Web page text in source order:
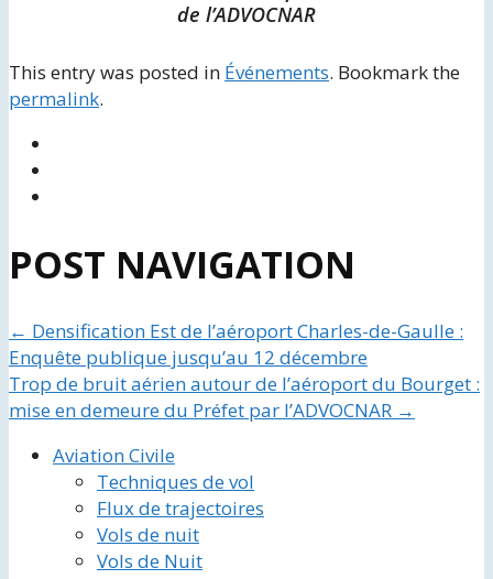
de l’ADVOCNAR
This entry was posted in Événements. Bookmark the
permalink.
POST NAVIGATION
← Densification Est de l’aéroport Charles-de-Gaulle :
Enquête publique jusqu’au 12 décembre
Trop de bruit aérien autour de l’aéroport du Bourget :
mise en demeure du Préfet par l’ADVOCNAR →
Aviation Civile
Techniques de vol
Flux de trajectoires
Vols de nuit
Vols de Nuit